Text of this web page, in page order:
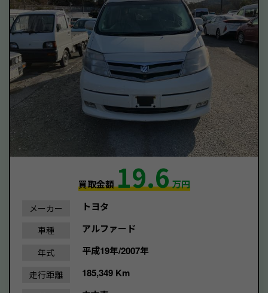
買取金額19.6万円
メーカー トヨタ
車種 アルファード
年式 平成19年/2007年
走行距離 185,349 Km